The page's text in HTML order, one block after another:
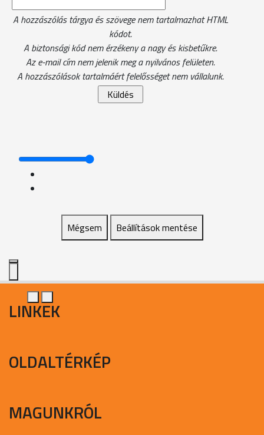
A hozzászólás tárgya és szövege nem tartalmazhat HTML
kódot.
A biztonsági kód nem érzékeny a nagy és kisbetűkre.
Az e-mail cím nem jelenik meg a nyilvános felületen.
A hozzászólások tartalmáért felelősséget nem vállalunk.
Mégsem Beállítások mentése
LINKEK
OLDALTÉRKÉP
MAGUNKRÓL